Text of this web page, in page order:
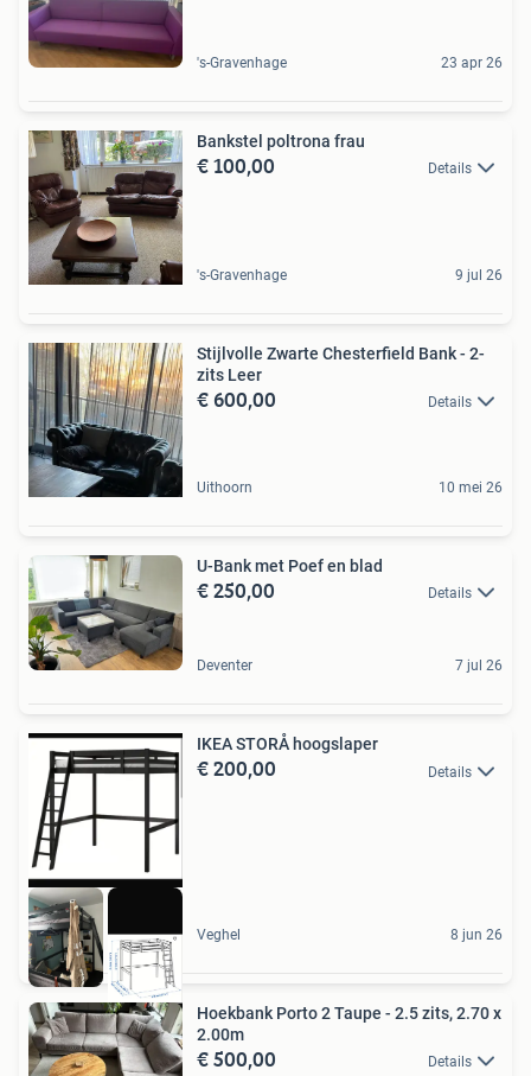
's-Gravenhage 23 apr 26
Bankstel poltrona frau
€ 100,00 Details
's-Gravenhage 9 jul 26
Stijlvolle Zwarte Chesterfield Bank - 2-
zits Leer
€ 600,00 Details
Uithoorn 10 mei 26
U-Bank met Poef en blad
€ 250,00 Details
Deventer 7 jul 26
IKEA STORÅ hoogslaper
€ 200,00 Details
Veghel 8 jun 26
Hoekbank Porto 2 Taupe - 2.5 zits, 2.70 x
2.00m
€ 500,00 Details